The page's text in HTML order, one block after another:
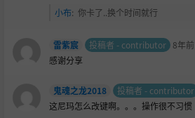
小布: 你卡了..换个时间就行
雷紫宸 投稿者 - contributor 8年前
感谢分享
鬼魂之龙2018 投稿者 - contributor
这尼玛怎么改键啊。。。操作很不习惯